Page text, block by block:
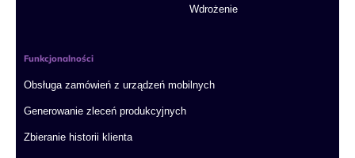
Wdrożenie
Funkcjonalności
Obsługa zamówień z urządzeń mobilnych
Generowanie zleceń produkcyjnych
Zbieranie historii klienta